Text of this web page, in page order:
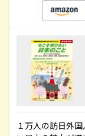
１万人の訪日外